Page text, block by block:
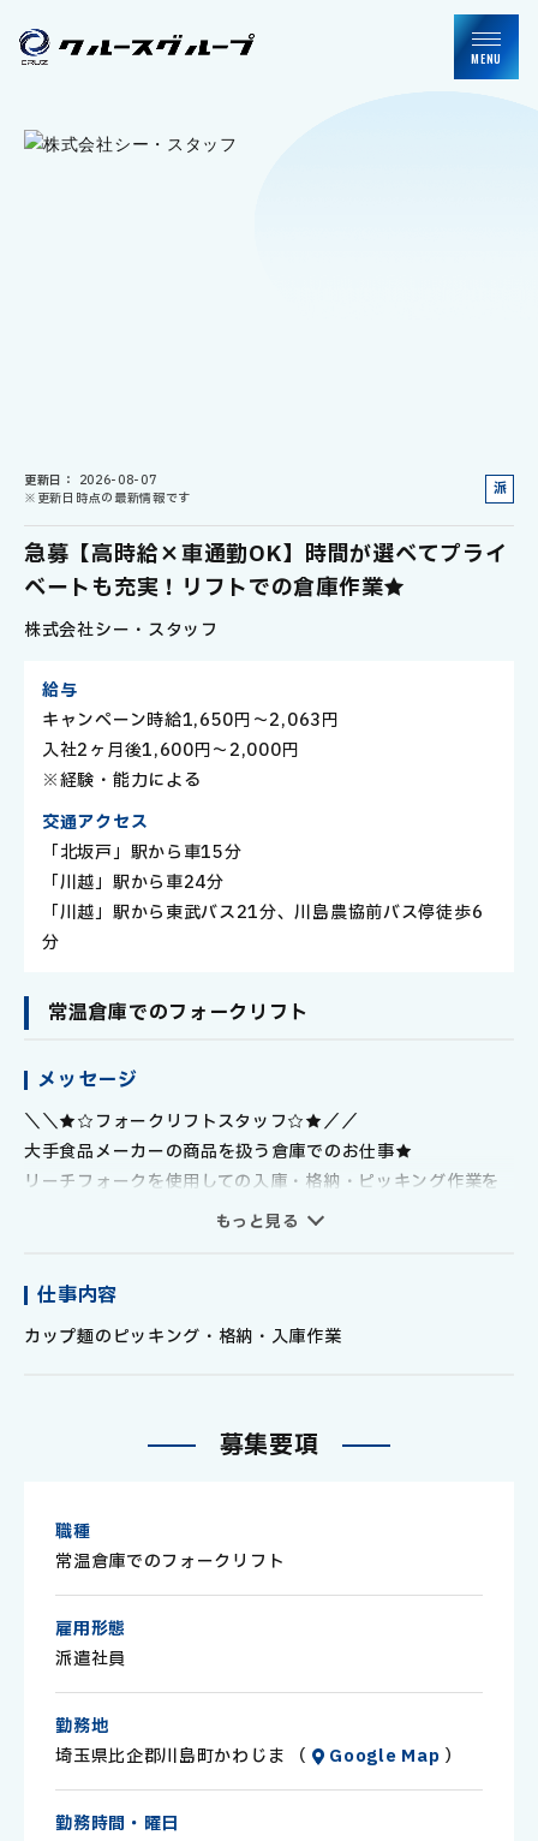
MENU
更新日
2026-08-07
※更新日時点の最新情報です
派
社
員
急募【高時給×車通勤OK】時間が選べてプライ
ベートも充実！リフトでの倉庫作業★
株式会社シー・スタッフ
給与
キャンペーン時給1,650円～2,063円
入社2ヶ月後1,600円～2,000円
※経験・能力による
交通アクセス
「北坂戸」駅から車15分
「川越」駅から車24分
「川越」駅から東武バス21分、川島農協前バス停徒歩6
分
常温倉庫でのフォークリフト
メッセージ
＼＼★☆フォークリフトスタッフ☆★／／
大手食品メーカーの商品を扱う倉庫でのお仕事★
リーチフォークを使用しての入庫・格納・ピッキング作業を
などの商品を、リーチフォークリフトを使ってパレットごと
仕分けし、決められた場所に運び入れて保管します。
だけ手作業でピックアップします。その後、出荷するエリア
≪おすすめ☆POINT≫
・車/バイク通勤OK
・高時給
・制服貸与
・モクモク作業
・大手企業なので安心して長期で働ける
もっと見る
仕事内容
カップ麺のピッキング・格納・入庫作業
募集要項
職種
常温倉庫でのフォークリフト
雇用形態
派遣社員
勤務地
埼玉県比企郡川島町かわじま （
Google Map ）
勤務時間・曜日